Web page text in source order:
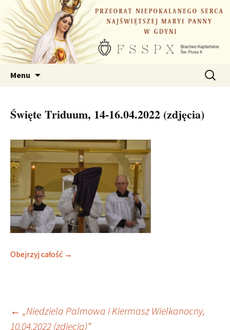
Przejdź
do
treści
Menu Szukaj:
Święte Triduum, 14-16.04.2022 (zdjęcia)
Obejrzyj całość →
Nawigacja
← „Niedziela Palmowa i Kiermasz Wielkanocny,
10.04.2022 (zdjęcia)”